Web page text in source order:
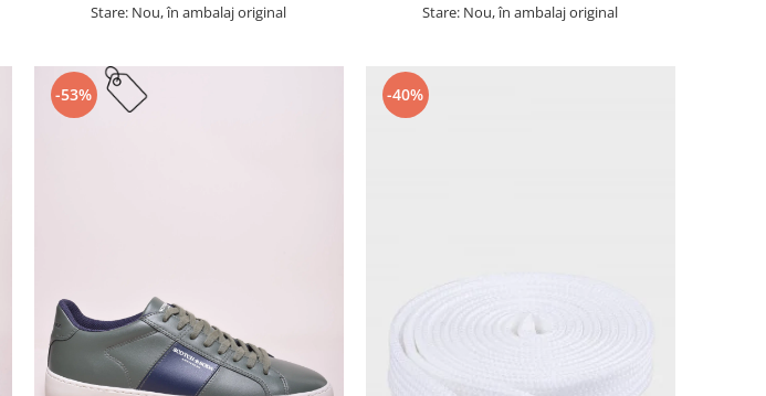
Stare: Nou, în ambalaj original Stare: Nou, în ambalaj original
-53% -40%